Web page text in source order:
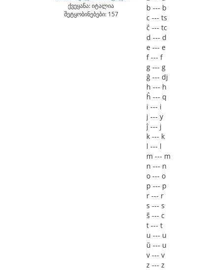
ქვეყანა: იტალია
შეტყობინებები: 157
b --- b
c --- ts
ĉ --- tc
d --- d
e --- e
f --- f
g --- g
ĝ --- dj
h --- h
ĥ --- q
i --- i
j --- y
ĵ --- j
k --- k
l --- l
m --- m
n --- n
o --- o
p --- p
r --- r
s --- s
ŝ --- c
t --- t
u --- u
ŭ --- u
v --- v
z --- z